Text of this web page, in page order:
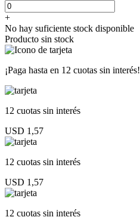
+
No hay suficiente stock disponible
Producto sin stock
¡Paga hasta en 12 cuotas sin interés!
12 cuotas sin interés
USD 1,57
12 cuotas sin interés
USD 1,57
12 cuotas sin interés